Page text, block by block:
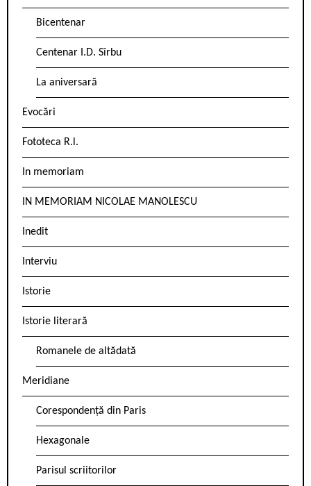
Bicentenar
Centenar I.D. Sîrbu
La aniversară
Evocări
Fototeca R.l.
In memoriam
IN MEMORIAM NICOLAE MANOLESCU
Inedit
Interviu
Istorie
Istorie literară
Romanele de altădată
Meridiane
Corespondență din Paris
Hexagonale
Parisul scriitorilor